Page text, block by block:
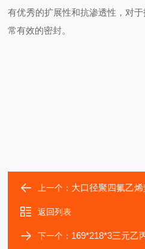
有优秀的扩展性和抗渗透性，对
常有效的密封。
上一个： 大口径聚四氟乙
返回列表
下一个： 169*218*3三元乙